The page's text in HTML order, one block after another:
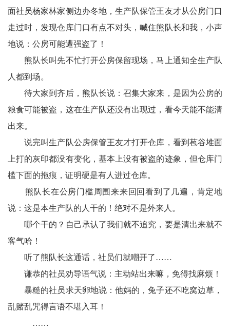
四
川
协
旅
游
播
报
今
日
宾
播
面社员杨家林家侧边办冬地，生产队保管王友才从公房门口
走过时，发现仓库门口有点不对头，喊住熊队长和我，小声
地说：公房可能遭强盗了！
熊队长叫先不忙打开公房保留现场，马上通知全生产队
人都到场。
待大家到齐后，熊队长说：召集大家来，是因为公房的
粮食可能被盗，这在生产队还没有出现过，看今天能不能清
出来。
说完叫生产队公房保管王友才打开仓库，看到苞谷堆面
上打的灰印都没有变化，基本上没有被盗的迹象，但仓库门
槛下面的拖痕，证明硬是有人进过仓库。
熊队长在公房门槛周围来来回回看到了几遍，肯定地
说：这是本生产队的人干的！绝对不是外来人。
哪个干的？自己承认了我们就不追究，要是清出来就不
客气哈！
听了熊队长这通话，社员们就嘲开了……
谦恭的社员劝导语气说：主动站出来嘛，免得找麻烦！
暴糙的社员求天卵地说：他妈的，兔子还不吃窝边草，
乱赌乱咒得言语不堪入耳！
……